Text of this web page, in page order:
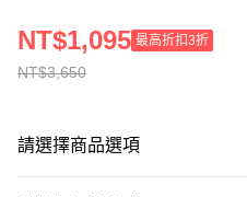
NT$3,650
NT$1,095 最高折扣3折
請選擇商品選項